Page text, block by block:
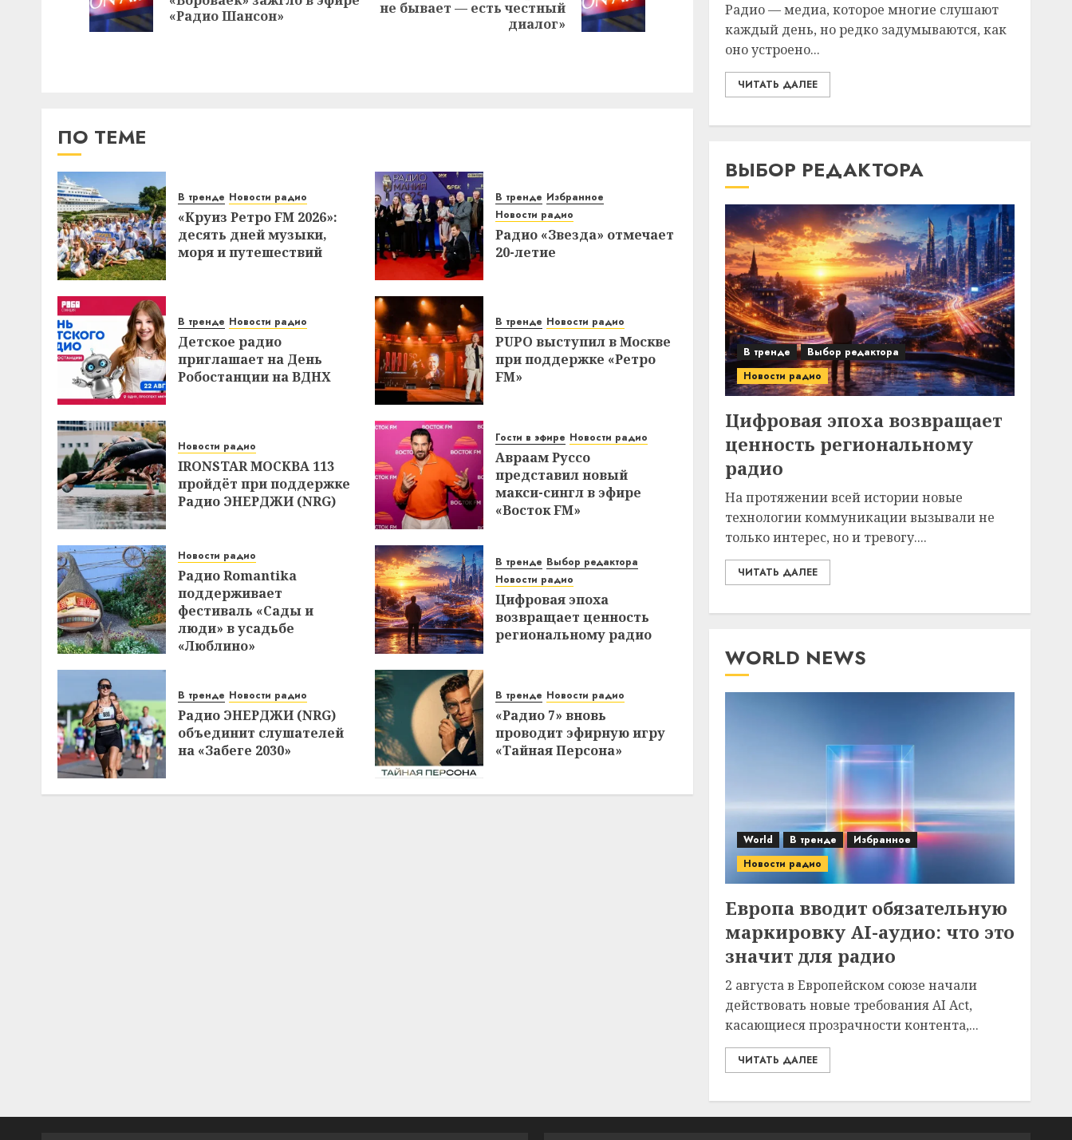
запись:
«Радио Шансон»
запись:
не бывает — есть честный
диалог»
ПО ТЕМЕ
В тренде Новости радио
«Круиз Ретро FM 2026»:
десять дней музыки,
моря и путешествий
В тренде Избранное
Новости радио
Радио «Звезда» отмечает
20-летие
В тренде Новости радио
Детское радио
приглашает на День
Робостанции на ВДНХ
В тренде Новости радио
PUPO выступил в Москве
при поддержке «Ретро
FM»
Новости радио
IRONSTAR МОСКВА 113
пройдёт при поддержке
Радио ЭНЕРДЖИ (NRG)
Гости в эфире Новости радио
Авраам Руссо
представил новый
макси-сингл в эфире
«Восток FM»
Новости радио
Радио Romantika
поддерживает
фестиваль «Сады и
люди» в усадьбе
«Люблино»
В тренде Выбор редактора
Новости радио
Цифровая эпоха
возвращает ценность
региональному радио
В тренде Новости радио
Радио ЭНЕРДЖИ (NRG)
объединит слушателей
на «Забеге 2030»
В тренде Новости радио
«Радио 7» вновь
проводит эфирную игру
«Тайная Персона»
Радио — медиа, которое многие слушают
каждый день, но редко задумываются, как
оно устроено...
ЧИТАТЬ ДАЛЕЕ
ВЫБОР РЕДАКТОРА
В тренде
Выбор редактора
Новости радио
Цифровая эпоха возвращает
ценность региональному
радио
На протяжении всей истории новые
технологии коммуникации вызывали не
только интерес, но и тревогу....
ЧИТАТЬ ДАЛЕЕ
WORLD NEWS
World В тренде
Избранное
Новости радио
Европа вводит обязательную
маркировку AI-аудио: что это
значит для радио
2 августа в Европейском союзе начали
действовать новые требования AI Act,
касающиеся прозрачности контента,...
ЧИТАТЬ ДАЛЕЕ